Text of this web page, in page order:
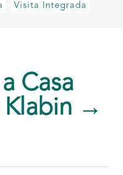
Visita Integrada
Casa
Klabin →